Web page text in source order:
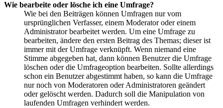
Wie bearbeite oder lösche ich eine Umfrage?
Wie bei den Beiträgen können Umfragen nur vom
ursprünglichen Verfasser, einem Moderator oder einem
Administrator bearbeitet werden. Um eine Umfrage zu
bearbeiten, ändere den ersten Beitrag des Themas; dieser ist
immer mit der Umfrage verknüpft. Wenn niemand eine
Stimme abgegeben hat, dann können Benutzer die Umfrage
löschen oder die Umfrageoption bearbeiten. Sollte allerdings
schon ein Benutzer abgestimmt haben, so kann die Umfrage
nur noch von Moderatoren oder Administratoren geändert
oder gelöscht werden. Dadurch soll die Manipulation von
laufenden Umfragen verhindert werden.